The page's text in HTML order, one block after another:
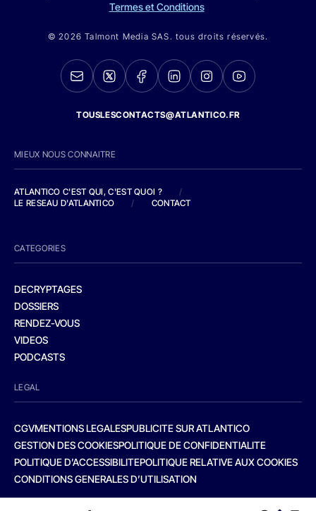
Termes et Conditions
© 2026 Talmont Media SAS. tous droits réservés.
TOUSLESCONTACTS@ATLANTICO.FR
MIEUX NOUS CONNAITRE
ATLANTICO C'EST QUI, C'EST QUOI ?
/
LE RESEAU D'ATLANTICO
/ CONTACT
CATEGORIES
DECRYPTAGES
DOSSIERS
RENDEZ-VOUS
VIDEOS
PODCASTS
LEGAL
CGVMENTIONS LEGALESPUBLICITE SUR ATLANTICO
GESTION DES COOKIESPOLITIQUE DE CONFIDENTIALITE
POLITIQUE D’ACCESSIBILITEPOLITIQUE RELATIVE AUX COOKIES
CONDITIONS GENERALES D’UTILISATION